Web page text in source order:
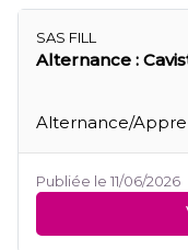
SAS FILL
Alternance :
Alternance/
Publiée le 11/06/2026